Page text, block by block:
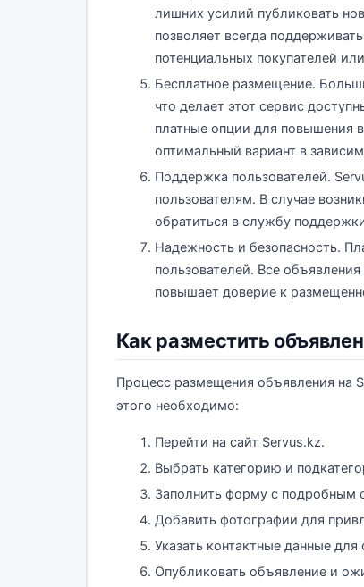
лишних усилий публиковать
позволяет всегда
потенциальных покупателей
Бесплатное размещение.
что делает этот сервис
платные опции для повышения
оптимальный вариант в
Поддержка пользователей.
пользователям. В случае
обратиться в службу
Надежность и безопасность.
пользователей. Все
повышает доверие к
Как разместить
Процесс размещения объявления на
этого необходимо:
Перейти на сайт Servus.kz.
Выбрать категорию и
Заполнить форму с подробным
Добавить фотографии для
Указать контактные данные для
Опубликовать объявление и